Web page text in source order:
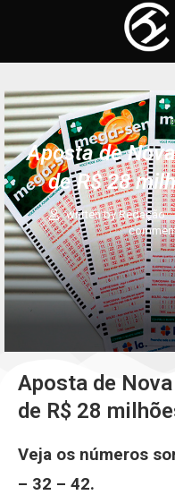
Aposta de
de R$ 28
written byRedação
Aposta de
de R$ 28
Veja os números
– 32 – 42.